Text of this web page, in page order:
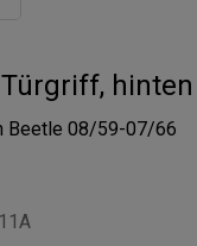
Beetle 08/59-07/66